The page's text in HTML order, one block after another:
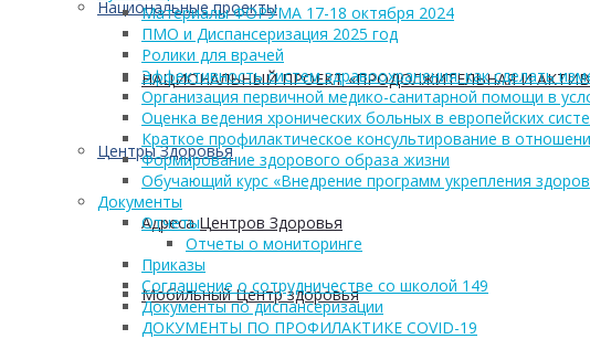
Национальные проекты
НАЦИОНАЛЬНЫЙ ПРОЕКТ «ПРОДОЛЖИТЕЛЬНАЯ И
Центры Здоровья
Адреса Центров Здоровья
Мобильный Центр здоровья
Материалы ФОРУМА 17-18 октября 2024
ПМО и Диспансеризация 2025 год
Ролики для врачей
Эффективность систем здравоохранения: как сделать
Организация первичной медико-санитарной помощи в
Оценка ведения хронических больных в европейских
Краткое профилактическое консультирование в
Формирование здорового образа жизни
Обучающий курс «Внедрение программ укрепления
Документы
Отчеты
Отчеты о мониторинге
Приказы
Соглашение о сотрудничестве со школой 149
Документы по диспансеризации
ДОКУМЕНТЫ ПО ПРОФИЛАКТИКЕ COVID-19